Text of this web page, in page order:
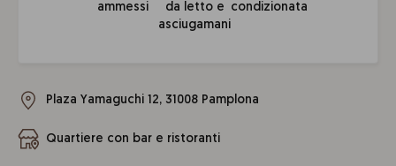
ammessi
da letto e
asciugamani
condizionata
Plaza Yamaguchi 12, 31008 Pamplona
Quartiere con bar e ristoranti